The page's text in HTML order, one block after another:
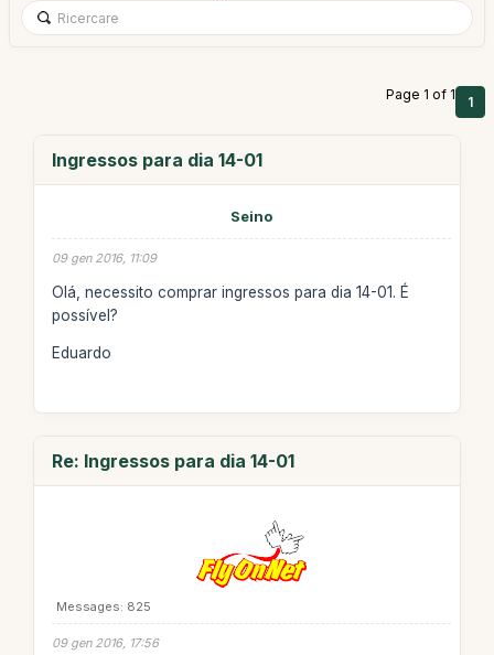
Page 1 of 1 1
Ingressos para dia 14-01
Seino
09 gen 2016, 11:09
Olá, necessito comprar ingressos para dia 14-01. É
possível?
Eduardo
Re: Ingressos para dia 14-01
Messages: 825
09 gen 2016, 17:56